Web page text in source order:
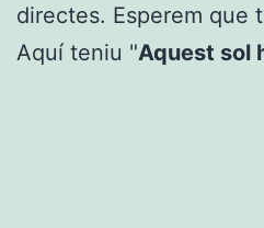
directes. Esperem que
Aquí teniu "Aquest sol